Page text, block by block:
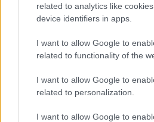
related to analytics like
device identifiers in apps.
I want to allow Google to
related to functionality of the
I want to allow Google to
related to personalization.
I want to allow Google to